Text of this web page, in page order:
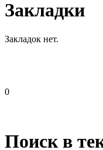
Закладки
Закладок нет.
0
Поиск в